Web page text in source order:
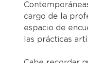
cargo de la
espacio de
las prácticas